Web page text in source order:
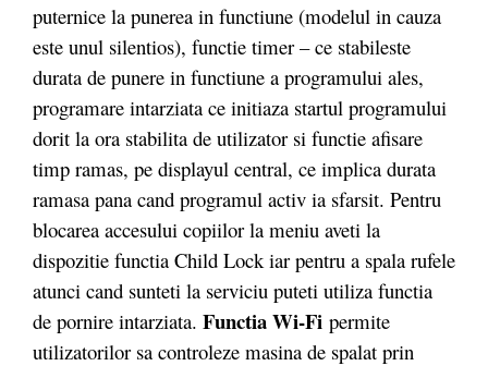
puternice la punerea in functiune (modelul in cauza
este unul silentios), functie timer – ce stabileste
durata de punere in functiune a programului ales,
programare intarziata ce initiaza startul programului
dorit la ora stabilita de utilizator si functie afisare
timp ramas, pe displayul central, ce implica durata
ramasa pana cand programul activ ia sfarsit. Pentru
blocarea accesului copiilor la meniu aveti la
dispozitie functia Child Lock iar pentru a spala rufele
atunci cand sunteti la serviciu puteti utiliza functia
de pornire intarziata. Functia Wi-Fi permite
utilizatorilor sa controleze masina de spalat prin